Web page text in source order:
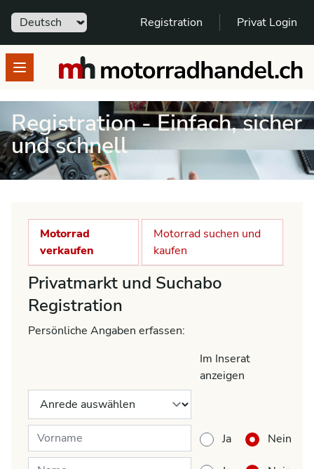
Sprache Registration Privat Login
Open menumotorradhandel.ch
Registration - Einfach, sicher
und schnell
Motorrad
verkaufen
Motorrad suchen und
kaufen
Privatmarkt und Suchabo
Registration
Persönliche Angaben erfassen:
Im Inserat
anzeigen
Ja Nein